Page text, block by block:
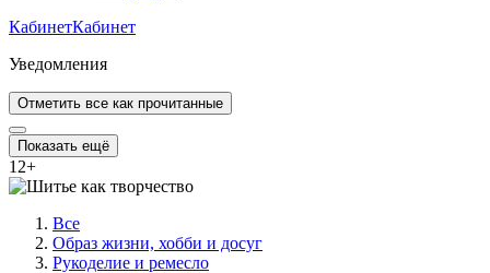
КабинетКабинет
Уведомления
Отметить все как прочитанные
Показать ещё
12+
Все
Образ жизни, хобби и досуг
Рукоделие и ремесло